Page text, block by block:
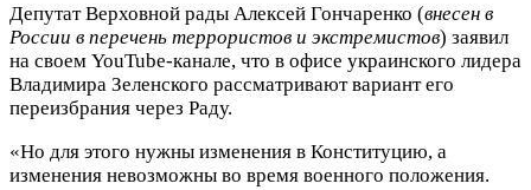
Депутат Верховной рады Алексей Гончаренко (внесен в
России в перечень террористов и экстремистов) заявил
на своем YouTube-канале, что в офисе украинского лидера
Владимира Зеленского рассматривают вариант его
переизбрания через Раду.
«Но для этого нужны изменения в Конституцию, а
изменения невозможны во время военного положения.